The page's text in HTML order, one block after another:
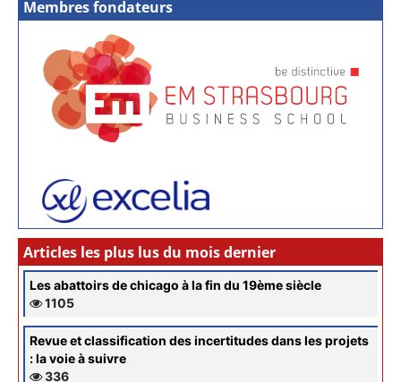
Membres fondateurs
Articles les plus lus du mois dernier
Les abattoirs de chicago à la fin du 19ème siècle
1105
Revue et classification des incertitudes dans les projets
: la voie à suivre
336